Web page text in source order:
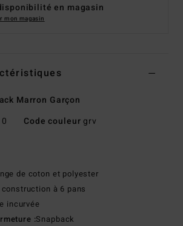
en magasin
mon magasin
Marron Garçon
Code couleur grv
de coton et polyester
construction à 6 pans
incurvée
:Snapback